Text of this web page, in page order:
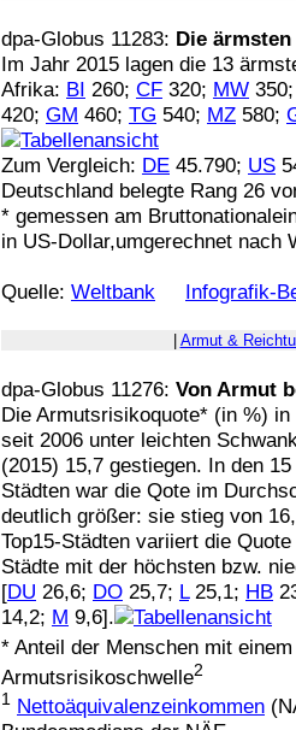
dpa-Globus 11283: Die
Im Jahr 2015 lagen die 13
Afrika: BI 260; CF 320; MW
420; GM 460; TG 540; MZ 580;
Zum Vergleich: DE 45.790; US
Deutschland belegte Rang 26
* gemessen am
in US-Dollar,umgerechnet nach
Quelle: Weltbank Infografik-
Armut &
dpa-Globus 11276: Von Armut
Die Armutsrisikoquote* (in %)
seit 2006 unter leichten
(2015) 15,7 gestiegen. In den
Städten war die Qote im
deutlich größer: sie stieg von
Top15-Städten variiert die
Städte mit der höchsten bzw.
[DU 26,6; DO 25,7; L25,1; HB
14,2; M 9,6].
* Anteil der Menschen mit
Armutsrisikoschwelle2
1 Nettoäquivalenzeinkommen